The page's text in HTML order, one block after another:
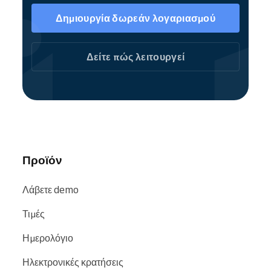
ακόμη τρόπος να αυξήσετε την προσέγγιση
μαθητών και ενσωματώνονται απευθείας στην
υπάρχουσα ιστοσελίδα και τα social media σας
για γρήγορες και εύκολες αυτο-κρατήσεις.
Κατευθύνετε τους χρήστες στη Σελίδα
υπηρεσίες επιτόπου.
σε μηχανές αναζήτησης και ιστοσελίδες όπως
Google
Δημιουργία δωρεάν λογαριασμού
Δείτε πώς λειτουργεί
Προϊόν
Λάβετε demo
Τιμές
Ημερολόγιο
Ηλεκτρονικές κρατήσεις